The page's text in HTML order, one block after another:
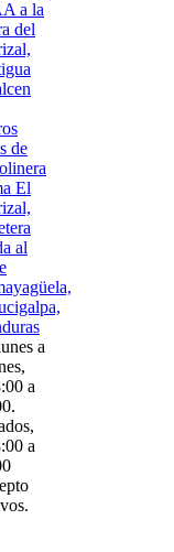
a la
del
de
El
al
a
a
a